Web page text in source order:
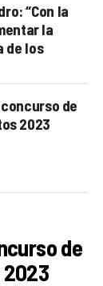
“Con la
la
de los
de
2023
de